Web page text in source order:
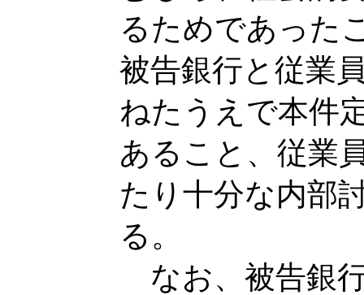
るためであっ
被告銀行と従業
ねたうえで本件
あること、従業
たり十分な内部
る。
なお、被告銀